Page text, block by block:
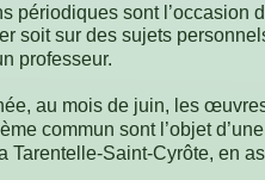
périodiques sont l’occasion
soit sur des sujets
professeur.
au mois de juin, les
commun sont l’objet
Tarentelle-Saint-Cyrôte, en